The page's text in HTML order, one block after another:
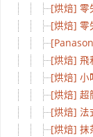
[烘焙] 零
[烘焙] 零
[烘焙] 飛
[烘焙] 小
[烘焙] 超
[烘焙] 法
[烘焙] 抹